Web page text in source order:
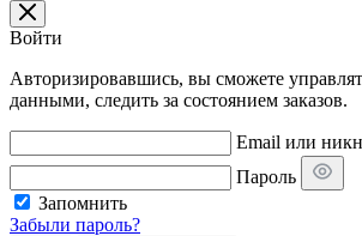
Войти
Авторизировавшись, вы сможете
данными, следить за состоянием заказов.
Email или
Пароль
Запомнить
Забыли пароль?